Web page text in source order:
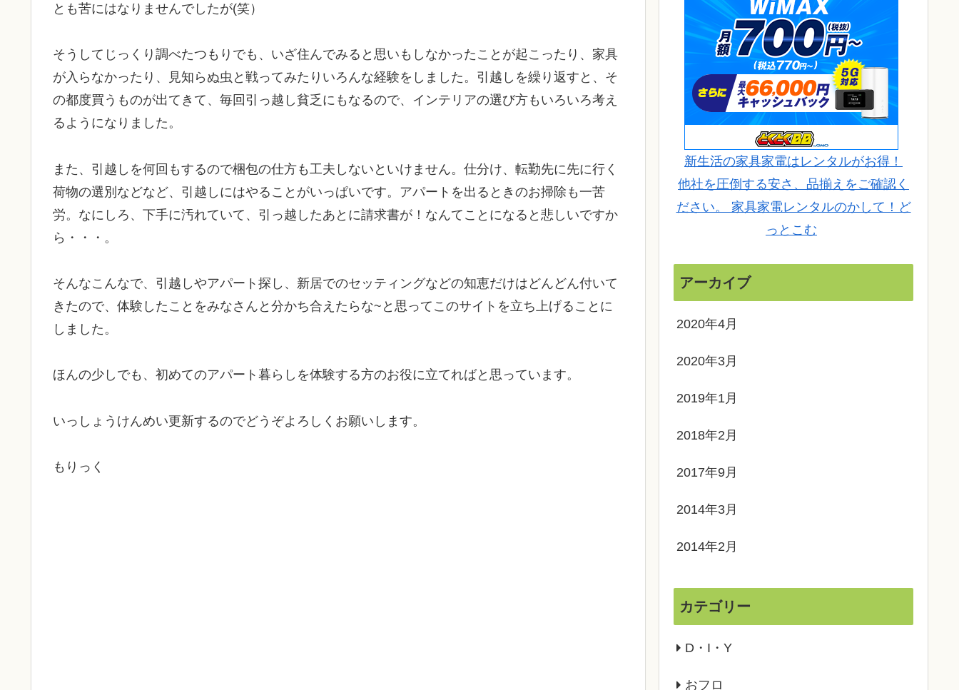
とも苦にはなりませんでしたが(笑）
そうしてじっくり調べたつもりでも、いざ住んでみると思いもしなかったことが起こったり、家具
が入らなかったり、見知らぬ虫と戦ってみたりいろんな経験をしました。引越しを繰り返すと、そ
の都度買うものが出てきて、毎回引っ越し貧乏にもなるので、インテリアの選び方もいろいろ考え
るようになりました。
また、引越しを何回もするので梱包の仕方も工夫しないといけません。仕分け、転勤先に先に行く
荷物の選別などなど、引越しにはやることがいっぱいです。アパートを出るときのお掃除も一苦
労。なにしろ、下手に汚れていて、引っ越したあとに請求書が！なんてことになると悲しいですか
ら・・・。
そんなこんなで、引越しやアパート探し、新居でのセッティングなどの知恵だけはどんどん付いて
きたので、体験したことをみなさんと分かち合えたらな~と思ってこのサイトを立ち上げることに
しました。
ほんの少しでも、初めてのアパート暮らしを体験する方のお役に立てればと思っています。
いっしょうけんめい更新するのでどうぞよろしくお願いします。
もりっく
新生活の家具家電はレンタルがお得！
他社を圧倒する安さ、品揃えをご確認く
ださい。 家具家電レンタルのかして！ど
っとこむ
アーカイブ
2020年4月
2020年3月
2019年1月
2018年2月
2017年9月
2014年3月
2014年2月
カテゴリー
D・I・Y
おフロ